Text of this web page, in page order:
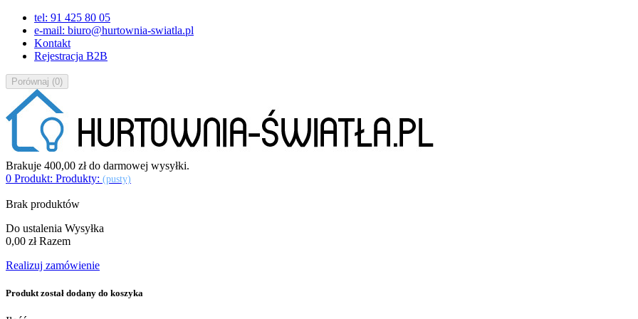
tel: 91 425 80 05
e-mail: biuro@hurtownia-swiatla.pl
Kontakt
Rejestracja B2B
Porównaj (0)
Brakuje 400,00 złdo darmowej wysyłki.
0 Produkt: Produkty: (pusty)
Brak produktów
Do ustalenia Wysyłka
0,00 zł Razem
Realizuj zamówienie
Produkt został dodany do koszyka